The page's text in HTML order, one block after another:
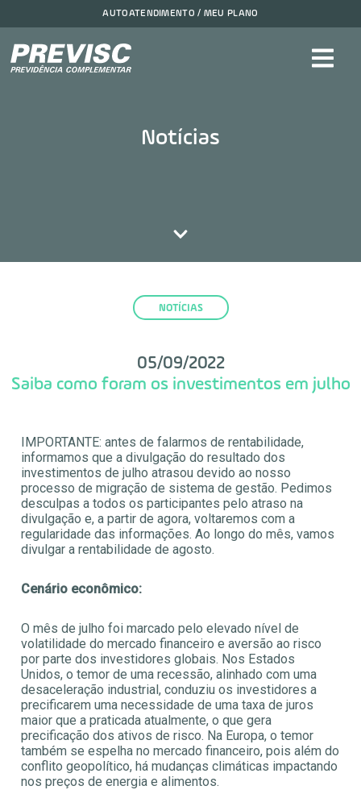
AUTOATENDIMENTO / MEU PLANO
Notícias
NOTÍCIAS
05/09/2022
Saiba como foram os investimentos em julho
IMPORTANTE: antes de falarmos de rentabilidade,
informamos que a divulgação do resultado dos
investimentos de julho atrasou devido ao nosso
processo de migração de sistema de gestão. Pedimos
desculpas a todos os participantes pelo atraso na
divulgação e, a partir de agora, voltaremos com a
regularidade das informações. Ao longo do mês, vamos
divulgar a rentabilidade de agosto.
Cenário econômico:
O mês de julho foi marcado pelo elevado nível de
volatilidade do mercado financeiro e aversão ao risco
por parte dos investidores globais. Nos Estados
Unidos, o temor de uma recessão, alinhado com uma
desaceleração industrial, conduziu os investidores a
precificarem uma necessidade de uma taxa de juros
maior que a praticada atualmente, o que gera
precificação dos ativos de risco. Na Europa, o temor
também se espelha no mercado financeiro, pois além do
conflito geopolítico, há mudanças climáticas impactando
nos preços de energia e alimentos.